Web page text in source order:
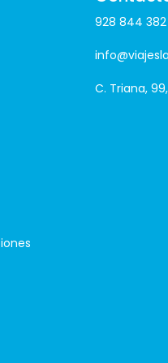
928 844 382
C. Triana,